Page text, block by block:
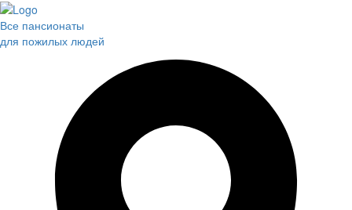
Все пансионаты
для пожилых людей